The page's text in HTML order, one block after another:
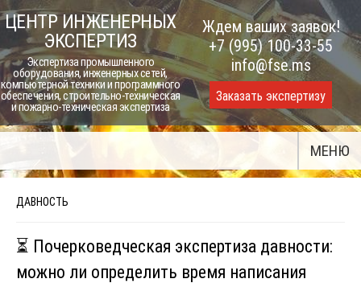
Skip
to
content
ЦЕНТР ИНЖЕНЕРНЫХ
ЭКСПЕРТИЗ
Экспертиза промышленного
оборудования, инженерных сетей,
компьютерной техники и программного
обеспечения, строительно-техническая
и пожарно-техническая экспертиза
Ждем ваших заявок!
+7 (995) 100-33-55
info@fse.ms
Заказать экспертизу
МЕНЮ
ДАВНОСТЬ
⏳ Почерковедческая экспертиза давности:
можно ли определить время написания